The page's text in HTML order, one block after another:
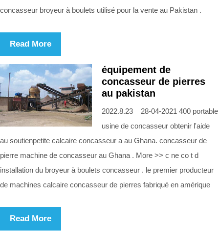
concasseur broyeur à boulets utilisé pour la vente au Pakistan .
Read More
équipement de
concasseur de pierres
au pakistan
2022.8.23 28-04-2021 400 portable
usine de concasseur obtenir l'aide
au soutienpetite calcaire concasseur a au Ghana. concasseur de
pierre machine de concasseur au Ghana . More >> c ne co t d
installation du broyeur à boulets concasseur . le premier producteur
de machines calcaire concasseur de pierres fabriqué en amérique
Read More